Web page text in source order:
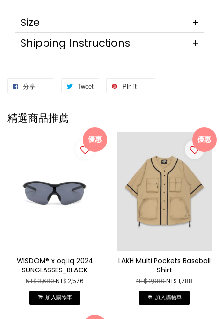
Size
Shipping Instructions
分享 Tweet Pin it
精選商品推薦
優惠
WISDOM® x oqLiq 2024
SUNGLASSES_BLACK
NT$ 3,680NT$ 2,576
加入購物車
優惠
LAKH Multi Pockets Baseball
Shirt
NT$ 2,980NT$ 1,788
加入購物車